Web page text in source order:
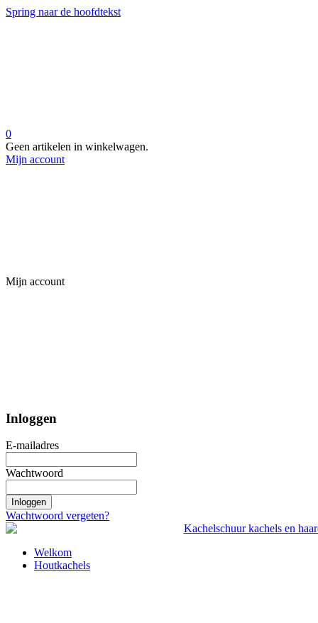
Spring naar de hoofdtekst
0
Geen artikelen in winkelwagen.
Mijn account
Mijn account
Inloggen
E-mailadres
Wachtwoord
Inloggen
Wachtwoord vergeten?
Welkom
Houtkachels